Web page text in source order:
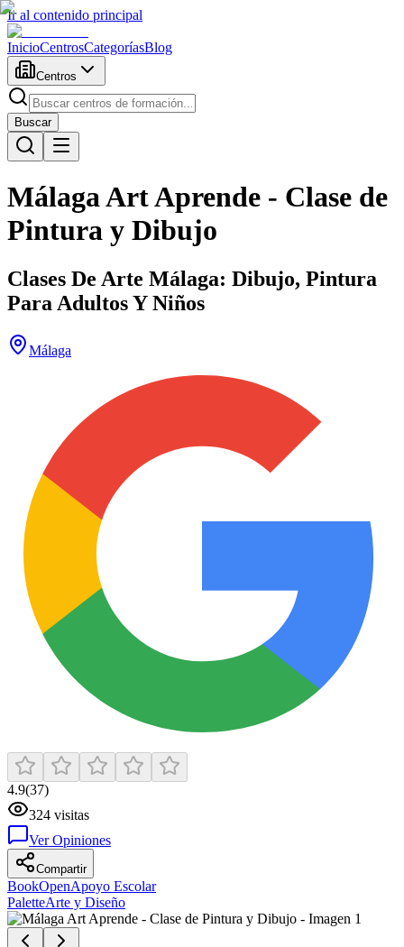
Ir al contenido principal
InicioCentrosCategoríasBlog
Centros
Buscar
Málaga Art Aprende - Clase de
Pintura y Dibujo
Clases De Arte Málaga: Dibujo, Pintura
Para Adultos Y Niños
Málaga
4.9(37)
324 visitas
Ver Opiniones
Compartir
BookOpenApoyo Escolar
PaletteArte y Diseño